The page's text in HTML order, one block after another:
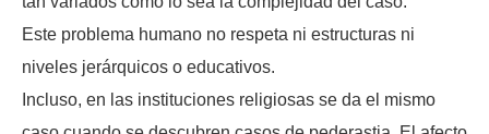
Este problema humano no respeta ni estructuras ni
niveles jerárquicos o educativos.
Incluso, en las instituciones religiosas se da el mismo